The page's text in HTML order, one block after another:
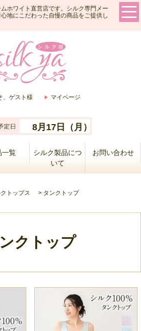
ホワイト直営店です。シルク専門メー
地にこだわった自慢の商品をご提供し
、ゲスト様 マイページ
8月17日（月）
一覧
シルク製品につ
いて
お問い合わせ
トップス > タンクトップ
クトップ